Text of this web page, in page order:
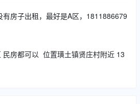
有房子出租，最好是A区，1811886679
房都可以 位置璜土镇贤庄村附近 13